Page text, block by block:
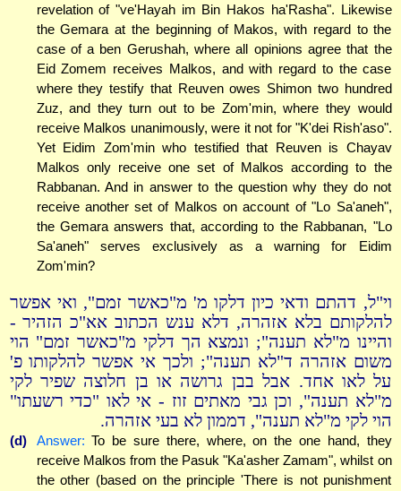
revelation of "ve'Hayah im Bin Hakos ha'Rasha". Likewise
the Gemara at the beginning of Makos, with regard to the
case of a ben Gerushah, where all opinions agree that the
Eid Zomem receives Malkos, and with regard to the case
where they testify that Reuven owes Shimon two hundred
Zuz, and they turn out to be Zom'min, where they would
receive Malkos unanimously, were it not for "K'dei Rish'aso".
Yet Eidim Zom'min who testified that Reuven is Chayav
Malkos only receive one set of Malkos according to the
Rabbanan. And in answer to the question why they do not
receive another set of Malkos on account of "Lo Sa'aneh",
the Gemara answers that, according to the Rabbanan, "Lo
Sa'aneh" serves exclusively as a warning for Eidim
Zom'min?
וי"ל, דהתם ודאי כיון דלקו מ' מ"כאשר זמם", ואי אפשר
להלקותם בלא אזהרה, דלא ענש הכתוב אא"כ הזהיר -
והיינו מ"לא תענה"; ונמצא הך דלקי מ"כאשר זמם" הוי
משום אזהרה ד"לא תענה"; ולכך אי אפשר להלקותו פ'
על לאו אחד. אבל בבן גרושה או בן חלוצה שפיר לקי
מ"לא תענה", וכן גבי מאתים זוז - אי לאו "כדי רשעתו"
הוי לקי מ"לא תענה", דממון לא בעי אזהרה.
(d) Answer: To be sure there, where, on the one hand, they
receive Malkos from the Pasuk "Ka'asher Zamam", whilst on
the other (based on the principle 'There is not punishment